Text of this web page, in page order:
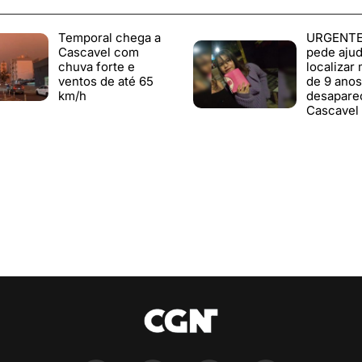
Temporal chega a
Cascavel com
chuva forte e
ventos de até 65
km/h
pede
localizar
de 9 anos
Cascavel